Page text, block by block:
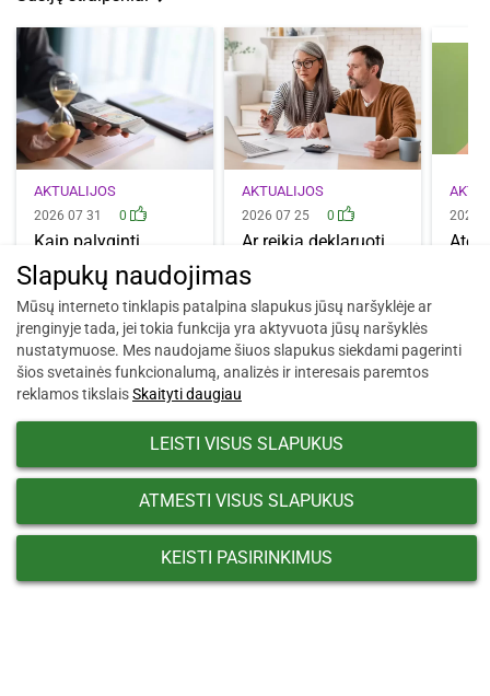
AKTUALIJOS
2026 07 31 0
Kaip palyginti
terminuotų indėlių
palūkanas? Į ką…
AKTUALIJOS
2026 07 25 0
Ar reikia deklaruoti
Kada tai…
2026
Slapukų naudojimas
Mūsų interneto tinklapis patalpina slapukus jūsų naršyklėje ar
įrenginyje tada, jei tokia funkcija yra aktyvuota jūsų naršyklės
nustatymuose. Mes naudojame šiuos slapukus siekdami pagerinti
šios svetainės funkcionalumą, analizės ir interesais paremtos
reklamos tikslaisSkaityti daugiau
LEISTI VISUS SLAPUKUS
ATMESTI VISUS SLAPUKUS
KEISTI PASIRINKIMUS